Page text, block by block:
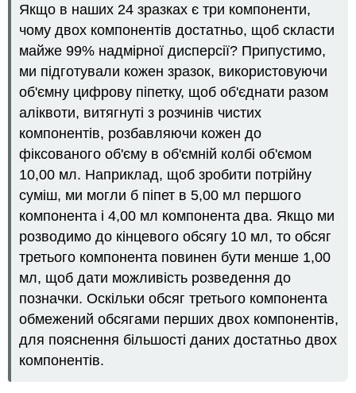
Якщо в наших 24 зразках є три компоненти,
чому двох компонентів достатньо, щоб скласти
майже 99% надмірної дисперсії? Припустимо,
ми підготували кожен зразок, використовуючи
об'ємну цифрову піпетку, щоб об'єднати разом
аліквоти, витягнуті з розчинів чистих
компонентів, розбавляючи кожен до
фіксованого об'єму в об'ємній колбі об'ємом
10,00 мл. Наприклад, щоб зробити потрійну
суміш, ми могли б піпет в 5,00 мл першого
компонента і 4,00 мл компонента два. Якщо ми
розводимо до кінцевого обсягу 10 мл, то обсяг
третього компонента повинен бути менше 1,00
мл, щоб дати можливість розведення до
позначки. Оскільки обсяг третього компонента
обмежений обсягами перших двох компонентів,
для пояснення більшості даних достатньо двох
компонентів.